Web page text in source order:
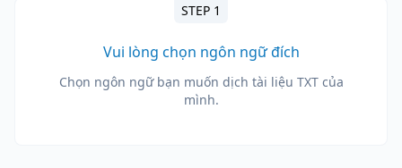
STEP 1
Vui lòng chọn ngôn ngữ đích
Chọn ngôn ngữ bạn muốn dịch tài liệu TXT của
mình.